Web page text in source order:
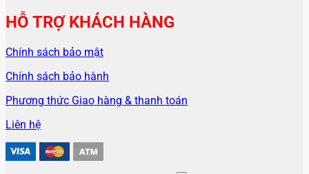
HỖ TRỢ KHÁCH HÀNG
Chính sách bảo mật
Chính sách bảo hành
Phương thức Giao hàng & thanh toán
Liên hệ